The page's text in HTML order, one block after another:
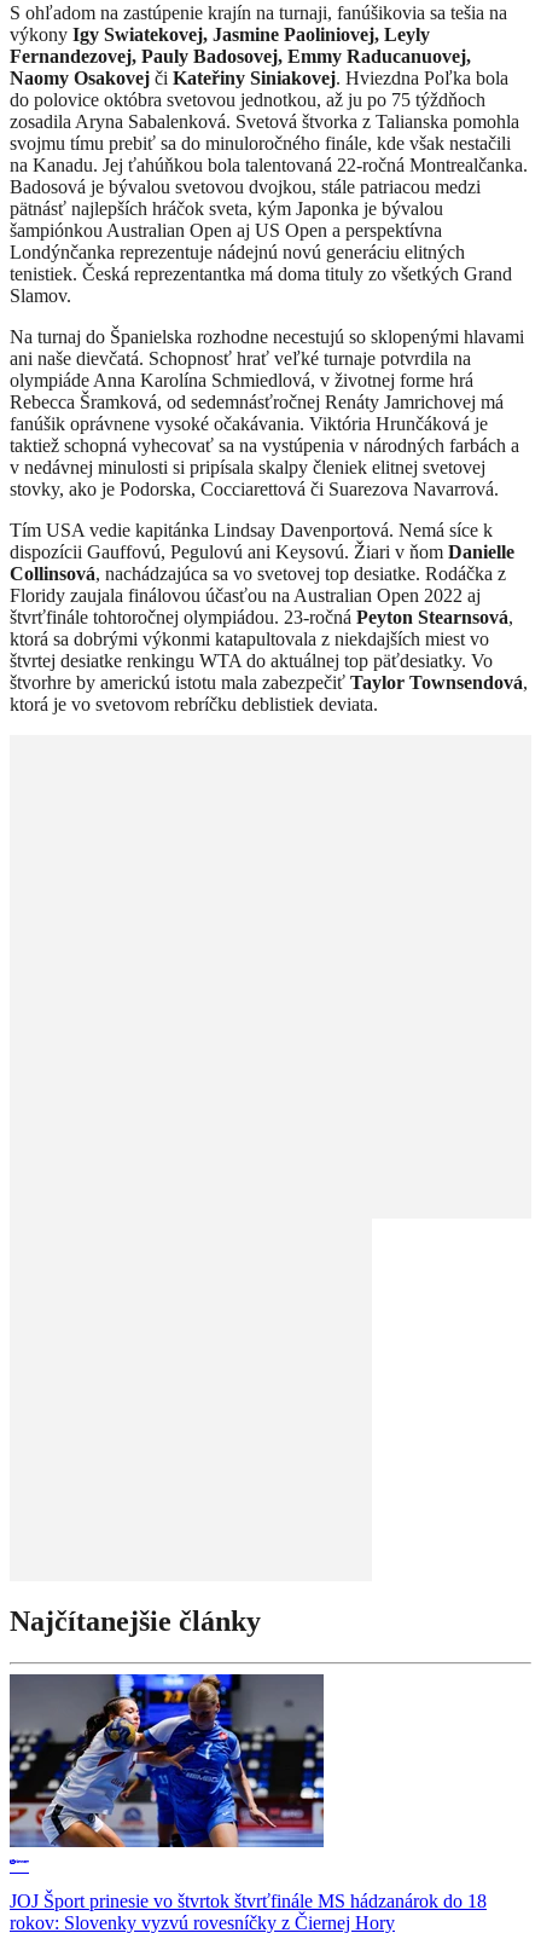
S ohľadom na zastúpenie krajín na turnaji, fanúšikovia sa tešia na
výkony Igy Swiatekovej, Jasmine Paoliniovej, Leyly
Fernandezovej, Pauly Badosovej, Emmy Raducanuovej,
Naomy Osakovej či Kateřiny Siniakovej. Hviezdna Poľka bola
do polovice októbra svetovou jednotkou, až ju po 75 týždňoch
zosadila Aryna Sabalenková. Svetová štvorka z Talianska pomohla
svojmu tímu prebiť sa do minuloročného finále, kde však nestačili
na Kanadu. Jej ťahúňkou bola talentovaná 22-ročná Montrealčanka.
Badosová je bývalou svetovou dvojkou, stále patriacou medzi
pätnásť najlepších hráčok sveta, kým Japonka je bývalou
šampiónkou Australian Open aj US Open a perspektívna
Londýnčanka reprezentuje nádejnú novú generáciu elitných
tenistiek. Česká reprezentantka má doma tituly zo všetkých Grand
Slamov.
Na turnaj do Španielska rozhodne necestujú so sklopenými hlavami
ani naše dievčatá. Schopnosť hrať veľké turnaje potvrdila na
olympiáde Anna Karolína Schmiedlová, v životnej forme hrá
Rebecca Šramková, od sedemnásťročnej Renáty Jamrichovej má
fanúšik oprávnene vysoké očakávania. Viktória Hrunčáková je
taktiež schopná vyhecovať sa na vystúpenia v národných farbách a
v nedávnej minulosti si pripísala skalpy členiek elitnej svetovej
stovky, ako je Podorska, Cocciarettová či Suarezova Navarrová.
Tím USA vedie kapitánka Lindsay Davenportová. Nemá síce k
dispozícii Gauffovú, Pegulovú ani Keysovú. Žiari v ňom Danielle
Collinsová, nachádzajúca sa vo svetovej top desiatke. Rodáčka z
Floridy zaujala finálovou účasťou na Australian Open 2022 aj
štvrťfinále tohtoročnej olympiádou. 23-ročná Peyton Stearnsová,
ktorá sa dobrými výkonmi katapultovala z niekdajších miest vo
štvrtej desiatke renkingu WTA do aktuálnej top päťdesiatky. Vo
štvorhre by americkú istotu mala zabezpečiť Taylor Townsendová,
ktorá je vo svetovom rebríčku deblistiek deviata.
Najčítanejšie články
JOJ Šport prinesie vo štvrtok štvrťfinále MS hádzanárok do 18
rokov: Slovenky vyzvú rovesníčky z Čiernej Hory